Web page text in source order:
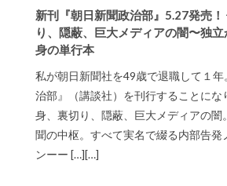
新刊『朝日新聞政治部』5.27発売！
り、隠蔽、巨大メディアの闇〜独
身の単行本
私が朝日新聞社を49歳で退職して１
治部』（講談社）を刊行することにな
身、裏切り、隠蔽、巨大メディアの闇
聞の中枢。すべて実名で綴る内部告発
ンーー […][…]